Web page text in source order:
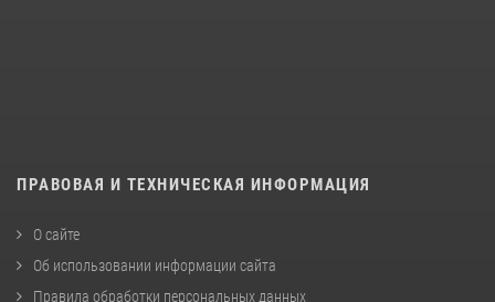
ПРАВОВАЯ И ТЕХНИЧЕСКАЯ ИНФОРМАЦИЯ
О сайте
Об использовании информации сайта
Правила обработки персональных данных